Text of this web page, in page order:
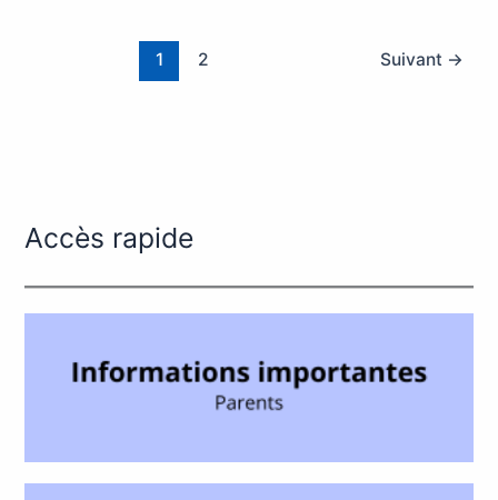
1 2 Suivant →
Accès rapide